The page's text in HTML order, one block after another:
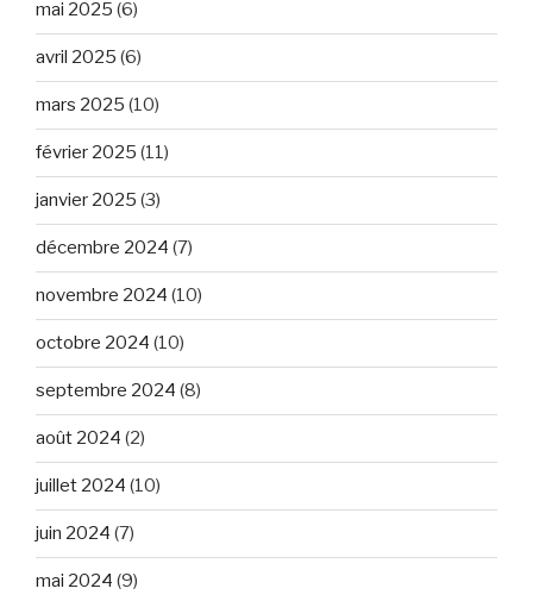
mai 2025 (6)
avril 2025 (6)
mars 2025 (10)
février 2025 (11)
janvier 2025 (3)
décembre 2024 (7)
novembre 2024 (10)
octobre 2024 (10)
septembre 2024 (8)
août 2024 (2)
juillet 2024 (10)
juin 2024 (7)
mai 2024 (9)